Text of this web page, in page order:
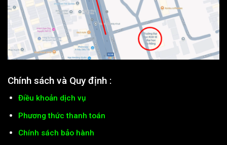
Chính sách và Quy định :
Điều khoản dịch vụ
Phương thức thanh toán
Chính sách bảo hành